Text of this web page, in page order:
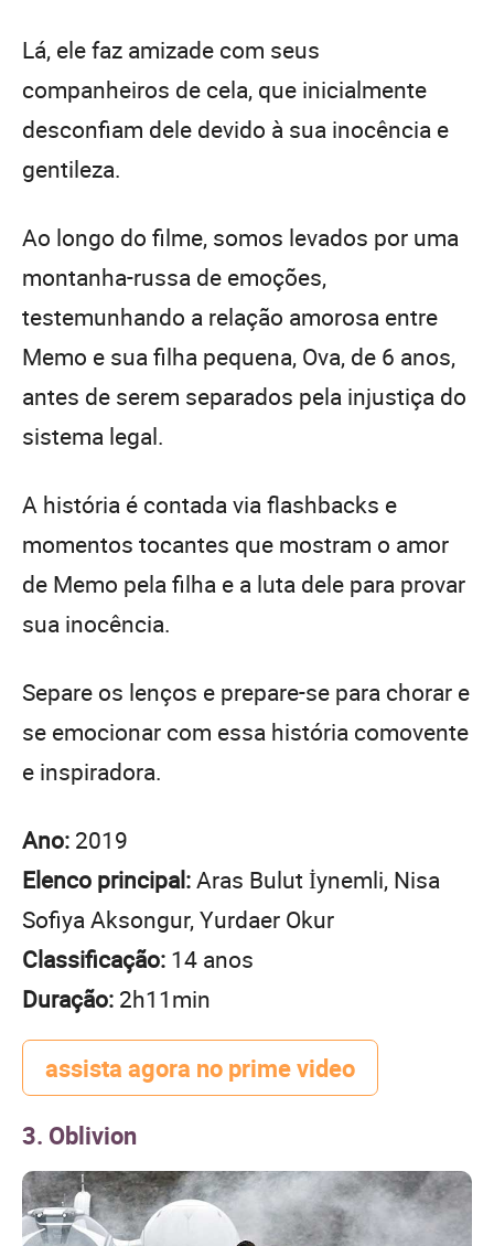
Lá, ele faz amizade com seus
companheiros de cela, que inicialmente
desconfiam dele devido à sua inocência e
gentileza.
Ao longo do filme, somos levados por uma
montanha-russa de emoções,
testemunhando a relação amorosa entre
Memo e sua filha pequena, Ova, de 6 anos,
antes de serem separados pela injustiça do
sistema legal.
A história é contada via flashbacks e
momentos tocantes que mostram o amor
de Memo pela filha e a luta dele para provar
sua inocência.
Separe os lenços e prepare-se para chorar e
se emocionar com essa história comovente
e inspiradora.
Ano: 2019
Elenco principal:Aras Bulut İynemli, Nisa
Sofiya Aksongur, Yurdaer Okur
Classificação: 14 anos
Duração: 2h11min
assista agora no prime video
3. Oblivion